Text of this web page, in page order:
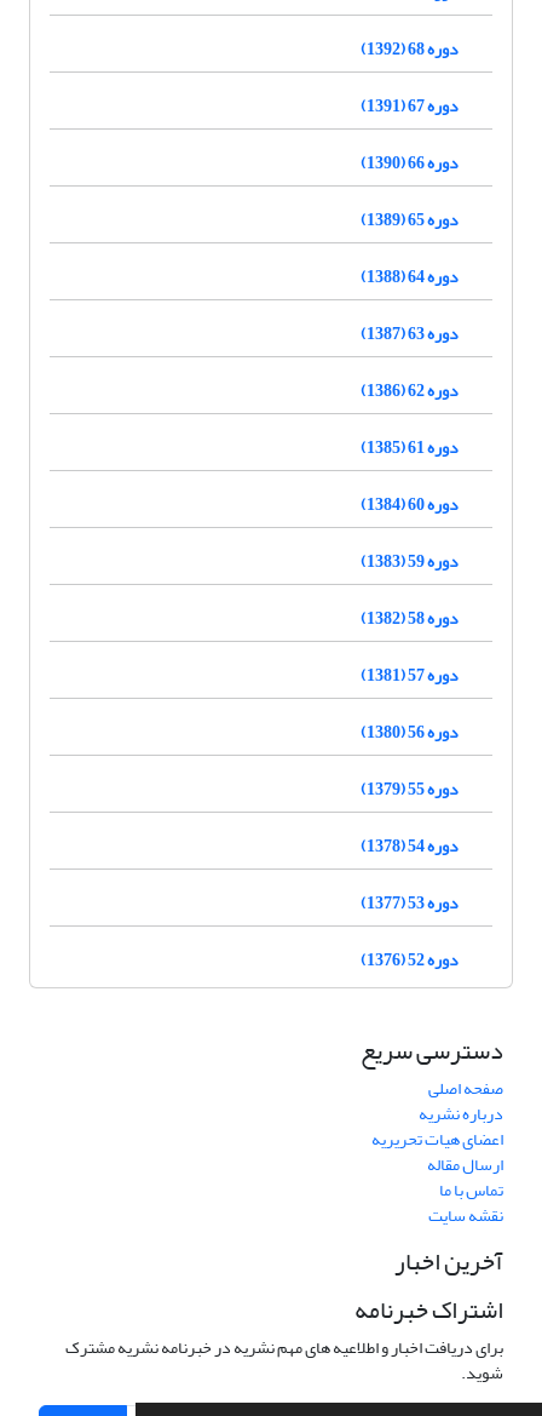
دوره 68 (1392)
دوره 67 (1391)
دوره 66 (1390)
دوره 65 (1389)
دوره 64 (1388)
دوره 63 (1387)
دوره 62 (1386)
دوره 61 (1385)
دوره 60 (1384)
دوره 59 (1383)
دوره 58 (1382)
دوره 57 (1381)
دوره 56 (1380)
دوره 55 (1379)
دوره 54 (1378)
دوره 53 (1377)
دوره 52 (1376)
دسترسی سریع
صفحه اصلی
درباره نشریه
اعضای هیات تحریریه
ارسال مقاله
تماس با ما
نقشه سایت
آخرین اخبار
اشتراک خبرنامه
برای دریافت اخبار و اطلاعیه های مهم نشریه در خبرنامه نشریه مشترک
شوید.